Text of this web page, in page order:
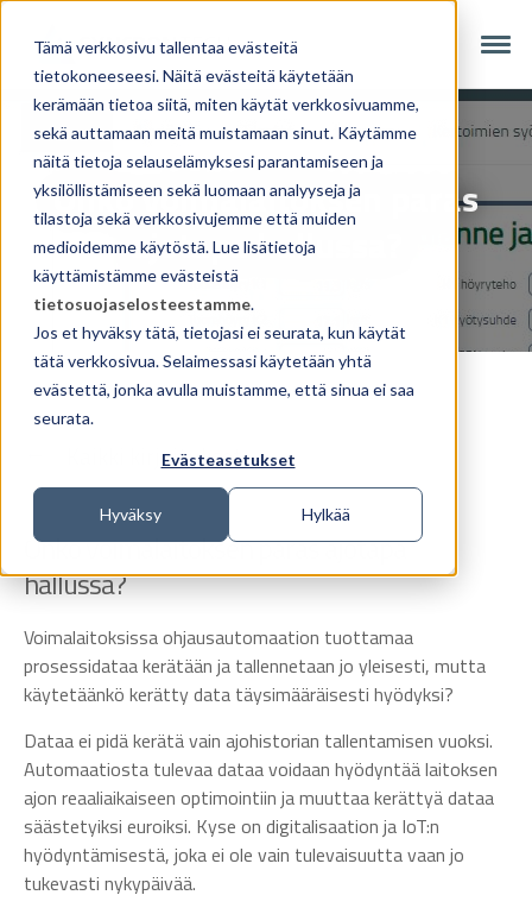
Tämä verkkosivu tallentaa evästeitä
tietokoneeseesi. Näitä evästeitä käytetään
kerämään tietoa siitä, miten käytät verkkosivuamme,
sekä auttamaan meitä muistamaan sinut. Käytämme
näitä tietoja selauselämyksesi parantamiseen ja
yksilöllistämiseen sekä luomaan analyyseja ja
tilastoja sekä verkkosivujemme että muiden
medioidemme käytöstä. Lue lisätietoja
käyttämistämme evästeistä
tietosuojaselosteestamme.
Jos et hyväksy tätä, tietojasi ei seurata, kun käytät
tätä verkkosivua. Selaimessasi käytetään yhtä
evästettä, jonka avulla muistamme, että sinua ei saa
seurata.
Evästeasetukset
Hyväksy Hylkää
Onko voimalaitoksen paras
ajotapa hallussa?
Kaikki kirjoitukset
Onko voimalaitoksen paras ajotapa
hallussa?
Voimalaitoksissa ohjausautomaation tuottamaa
prosessidataa kerätään ja tallennetaan jo yleisesti, mutta
käytetäänkö kerätty data täysimääräisesti hyödyksi?
Dataa ei pidä kerätä vain ajohistorian tallentamisen vuoksi.
Automaatiosta tulevaa dataa voidaan hyödyntää laitoksen
ajon reaaliaikaiseen optimointiin ja muuttaa kerättyä dataa
säästetyiksi euroiksi. Kyse on digitalisaation ja IoT:n
hyödyntämisestä, joka ei ole vain tulevaisuutta vaan jo
tukevasti nykypäivää.